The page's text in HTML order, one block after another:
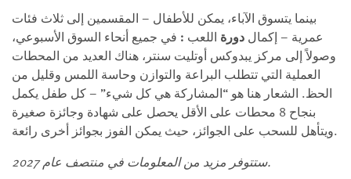
بينما يتسوق الآباء، يمكن للأطفال – المقسمين إلى ثلاث فئات
عمرية – إكمال دورة اللعب : في جميع أنحاء السوق الأسبوعي،
وصولاً إلى مركز يبدوكس أوتليت سنتر، هناك العديد من المحطات
العملية التي تتطلب البراعة والتوازن وحاسة اللمس وقليل من
الحظ. الشعار هنا هو “المشاركة هي كل شيء” – كل طفل يكمل
بنجاح 8 محطات على الأقل يحصل على شهادة وجائزة صغيرة
ويتأهل للسحب على الجوائز، حيث يمكن الفوز بجوائز أخرى رائعة.
ستتوفر مزيد من المعلومات في منتصف عام 2027.